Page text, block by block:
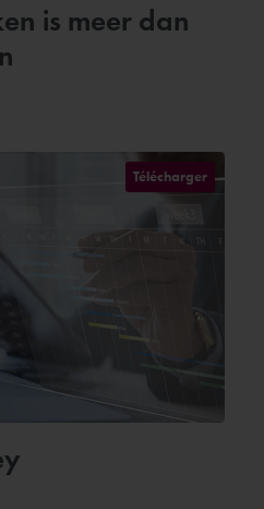
is meer dan
Télécharger